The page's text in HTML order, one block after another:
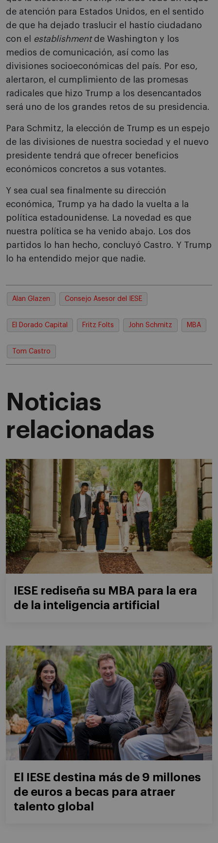
de atención para Estados Unidos, en el sentido
de que ha dejado traslucir el hastío ciudadano
con el establishmentde Washington y los
medios de comunicación, así como las
divisiones socioeconómicas del país. Por eso,
alertaron, el cumplimiento de las promesas
radicales que hizo Trump a los desencantados
será uno de los grandes retos de su presidencia.
Para Schmitz, la elección de Trump es un espejo
de las divisiones de nuestra sociedad y el nuevo
presidente tendrá que ofrecer beneficios
económicos concretos a sus votantes.
Y sea cual sea finalmente su dirección
económica, Trump ya ha dado la vuelta a la
política estadounidense. La novedad es que
nuestra política se ha venido abajo. Los dos
partidos lo han hecho, concluyó Castro. Y Trump
lo ha entendido mejor que nadie.
Alan Glazen Consejo Asesor del IESE
El Dorado Capital Fritz Folts John Schmitz MBA
Tom Castro
Noticias
relacionadas
IESE rediseña su MBA para la era
de la inteligencia artificial
El IESE destina más de 9 millones
de euros a becas para atraer
talento global